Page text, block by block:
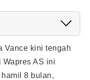
Vance kini tengah
Wapres AS ini
8 bulan,